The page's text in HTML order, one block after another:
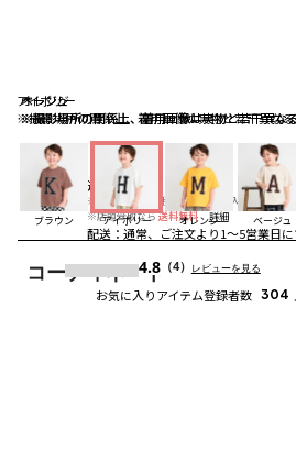
アイボリー
※撮影場所の関係上、着用画像は実物と若干異なる
オレンジ
※撮影場所の関係上、着用画像は実物と若干異な
ベージュ
※撮影場所の関係上、着用画像は実物と若干異な
ブラウン アイボリー オレンジ ベージュ
コーディネート
送料 ：660円
※合計6,600円（税込）以上の購入で 送料無料
※店頭受取なら送料無料 詳細
配送： 通常、ご注文より1～5営業日
4.8（4） レビューを見る
お気に入りアイテム登録者数 304